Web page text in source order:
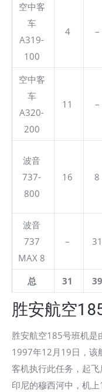
空中客
车
A319-
100
4 –
空中客
车
A320-
200
11 –
波音
737-
800
16 8
波音
737
MAX 8
– 31
总 31 39
胜安航空
胜安航空185号班机是
1997年12月19日，该
客机执行此任务，起
印尼的穆西河中，机